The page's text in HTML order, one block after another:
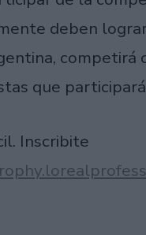
deben
que
Inscribite